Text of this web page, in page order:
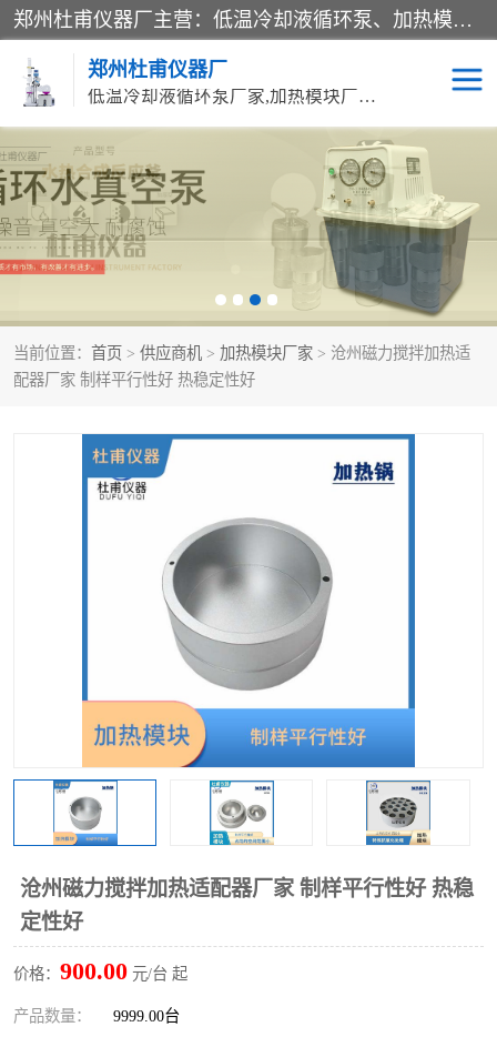
郑州杜甫仪器厂主营：低温冷却液循环泵、加热模块、水热合成反应釜、水油浴锅、旋转蒸发器、循环水真空泵等产品。郑州杜甫仪器厂在众多的教学仪器行业中依靠科技力量扬长避短、迅速发展，成为国家教委*生产教学仪器的厂家，产品具有国内良好水平，主导产品通过ISO9002质量认证。
郑州杜甫仪器厂
低温冷却液循环泵厂家,加热模块厂家,水热合成反应釜厂家,水油浴锅厂家,旋转蒸发器厂家
当前位置： 首页 > 供应商机 > 加热模块厂家 > 沧州磁力搅拌加热适
配器厂家 制样平行性好 热稳定性好
沧州磁力搅拌加热适配器厂家 制样平行性好 热稳
定性好
价格： 900.00 元/台 起
产品数量： 9999.00台
循环水真空泵厂家 水热合成反应釜厂家
低温冷却液循环泵厂家 加热模块厂家
气流烘干器
旋转蒸发器厂家 双层玻璃反应釜10L
高温循环油浴锅母 五抽头循环水真空泵
多功能油浴锅
低温恒温反应浴槽
电动搅拌器